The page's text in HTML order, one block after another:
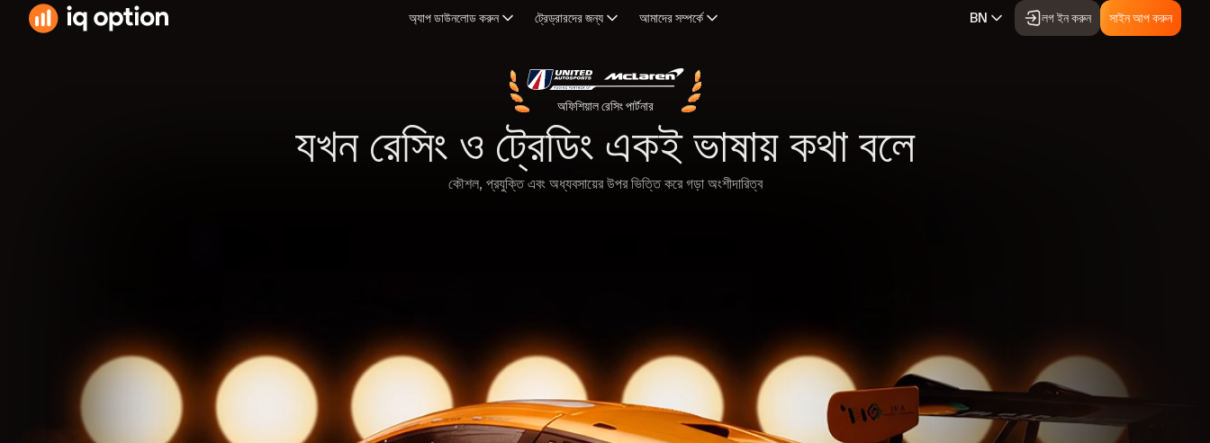
অ্যাপ ডাউনলোড করুন
163.3 MB · iOS 15 বা তার পরের
Google Play থেকে ডাউনলোড
74 MB · Android 7.0 বা তার পরের
ট্রেড্রারদের জন্য
কমোডিটিস
ফরেক্স
ইন্ডিকেটর
ডেমো ট্রেডিং
আমাদের সম্পর্কে
প্রেসে
আমাদের সাথে যোগাযোগ করুন
পুরস্কার
BN লগ ইন করুন সাইন আপ করুন
অফিশিয়াল রেসিং পার্টনার
যখন রেসিং ও ট্রেডিং একই ভাষায় কথা বলে
কৌশল, প্রযুক্তি এবং অধ্যবসায়ের উপর ভিত্তি করে গড়া অংশীদারিত্ব